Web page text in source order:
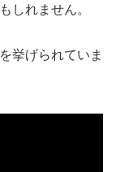
しれません。
挙げられていま